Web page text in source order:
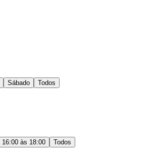
Sábado Todos
16:00 às 18:00 Todos